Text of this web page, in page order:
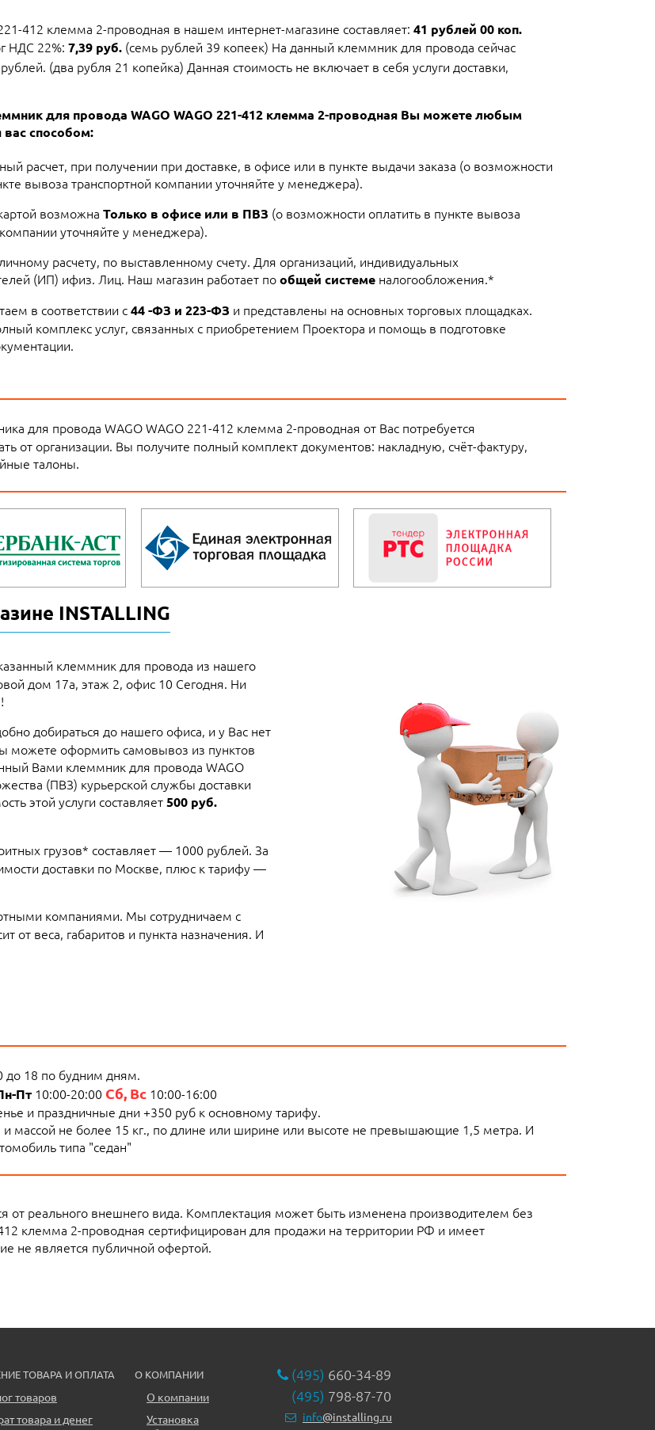
412 клемма 2-проводная в нашем интернет-магазине составляет: 41 рублей 00 коп.
НДС 22%: 7,39 руб. (семь рублей 39 копеек) На данный клеммник для провода сейчас
рублей. (два рубля 21 копейка) Данная стоимость не включает в себя услуги доставки,
для провода WAGO WAGO 221-412 клемма 2-проводная Вы можете любым
способом:
расчет, при получении при доставке, в офисе или в пункте выдачи заказа (о возможности
вывоза транспортной компании уточняйте у менеджера).
возможна Только в офисе или в ПВЗ (о возможности оплатить в пункте вывоза
уточняйте у менеджера).
расчету, по выставленному счету. Для организаций, индивидуальных
(ИП) ифиз. Лиц. Наш магазин работает пообщей системеналогообложения.*
в соответствии с44 -ФЗ и 223-ФЗ и представлены на основных торговых площадках.
комплекс услуг, связанных с приобретением Проектора и помощь в подготовке
для провода WAGO WAGO 221-412 клемма 2-проводная от Вас потребуется
от организации. Вы получите полный комплект документов: накладную, счёт-фактуру,
талоны.
INSTALLING
клеммник для провода из нашего
дом 17а, этаж 2, офис 10 Сегодня. Ни
добираться до нашего офиса, и у Вас нет
можете оформить самовывоз из пунктов
Вами клеммник для провода WAGO
(ПВЗ) курьерской службы доставки
этой услуги составляет500 руб.
грузов* составляет — 1000 рублей. За
доставки по Москве, плюс к тарифу —
компаниями. Мы сотрудничаем с
от веса, габаритов и пункта назначения. И
до 18 по будним дням.
Пт10:00-20:00 Сб, Вс10:00-16:00
и праздничные дни +350 руб к основному тарифу.
массой не более 15 кг., по длине или ширине или высоте не превышающие 1,5 метра. И
типа "седан"
от реального внешнего вида. Комплектация может быть изменена производителем без
клемма 2-проводная сертифицирован для продажи на территории РФ и имеет
не является публичной офертой.
ТОВАРА И ОПЛАТА
товаров
товара и денег
О КОМПАНИИ
О компании
Установка
(495) 660-34-89
(495) 798-87-70
info@installing.ru